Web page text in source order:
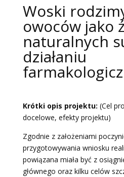
Woski
owoców jako
naturalnych
działaniu
Krótki opis projektu: (Cel
docelowe, efekty projektu)
Zgodnie z założeniami
przygotowywania wniosku
powiązana miała być z
głównego oraz kilku celów